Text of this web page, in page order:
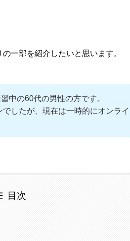
一部を紹介したいと思います。
中の60代の男性の方です。
したが、現在は一時的にオンライ
目次